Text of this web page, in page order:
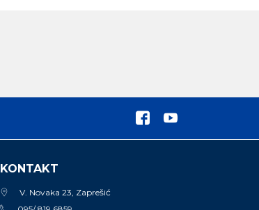
KONTAKT
V. Novaka 23, Zaprešić